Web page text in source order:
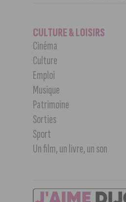
CULTURE & LOISIRS
Cinéma
Culture
Emploi
Musique
Patrimoine
Sorties
Sport
Un film, un livre, un son